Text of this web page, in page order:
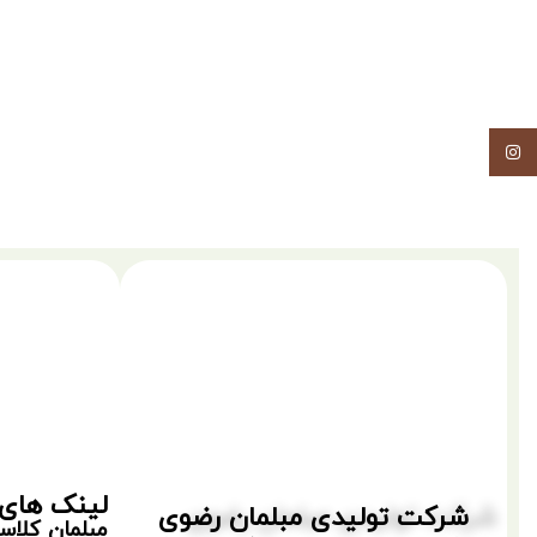
شرکت تولیدی مبلمان رضوی لینک
مبلمان